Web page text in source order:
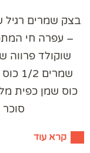
בצק שמרים רגיל
– עפרה חי
סוכר 1. כוס שמן 2-3 כפות …
קרא עוד